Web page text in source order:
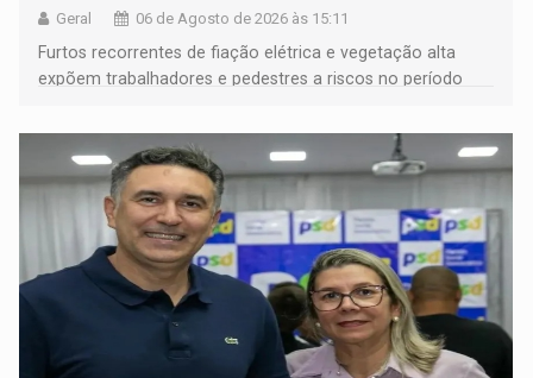
Geral 06 de Agosto de 2026 às 15:11
Furtos recorrentes de fiação elétrica e vegetação alta
expõem trabalhadores e pedestres a riscos no período